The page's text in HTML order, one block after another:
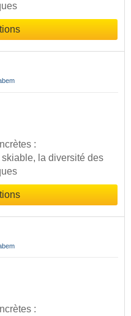
:
la diversité des
: